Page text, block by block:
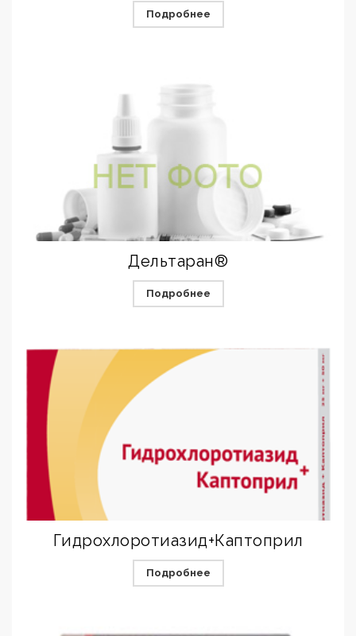
Подробнее
Дельтаран®
Подробнее
Гидрохлоротиазид+Каптоприл
Подробнее